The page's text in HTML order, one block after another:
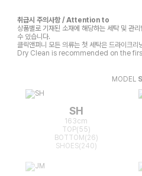
취급시 주의사항 / Attention to
상품별로 기재된 소재에 해당하는 세탁 및 관
수 있습니다.
클릭앤퍼니 모든 의류는 첫 세탁은 드라이크리
Dry Clean is recommended on the
MODEL
SH
163cm
TOP(55)
BOTTOM(26)
SHOES(240)